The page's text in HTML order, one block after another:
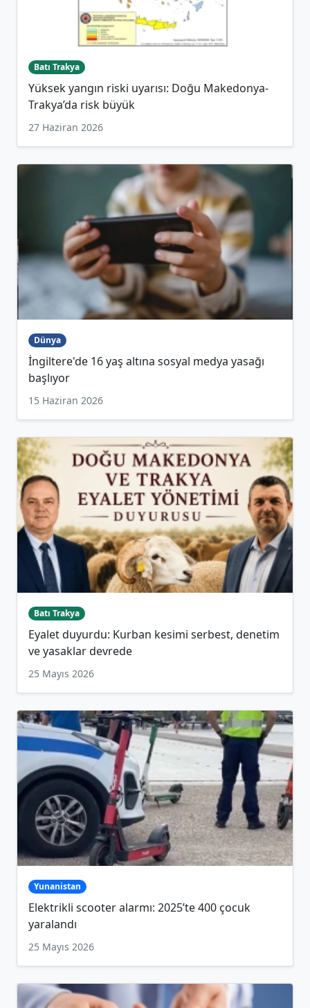
Batı Trakya
Yüksek yangın riski uyarısı: Doğu Makedonya-
Trakya’da risk büyük
27 Haziran 2026
Dünya
İngiltere'de 16 yaş altına sosyal medya yasağı
başlıyor
15 Haziran 2026
Batı Trakya
Eyalet duyurdu: Kurban kesimi serbest, denetim
ve yasaklar devrede
25 Mayıs 2026
Yunanistan
Elektrikli scooter alarmı: 2025’te 400 çocuk
yaralandı
25 Mayıs 2026